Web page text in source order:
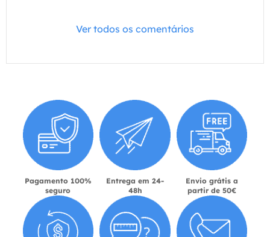
Ver todos os comentários
Pagamento 100%
seguro
Entrega em 24-
48h
Envio grátis a
partir de 50€